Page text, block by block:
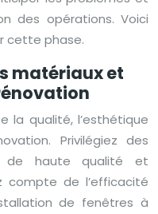
des opérations. Voici
cette phase.
matériaux et
la qualité, l’esthétique
Privilégiez des
de haute qualité et
compte de l’efficacité
de fenêtres à